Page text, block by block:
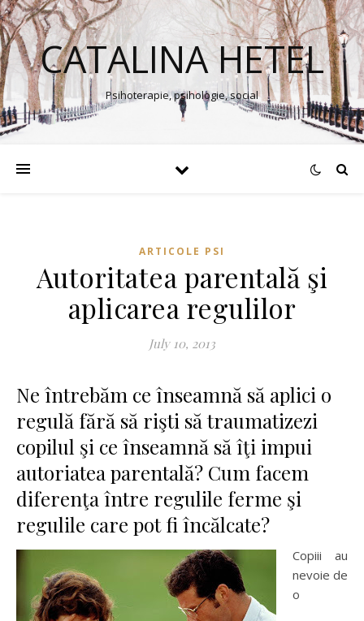
CATALINA HETEL
Psihoterapie, psihologie, social
ARTICOLE PSI
Autoritatea parentală şi
aplicarea regulilor
July 10, 2013
Ne întrebăm ce înseamnă să aplici o
regulă fără să rişti să traumatizezi
copilul şi ce înseamnă să îţi impui
autoriatea parentală? Cum facem
diferenţa între regulile ferme şi
regulile care pot fi încălcate?
Copiii au
nevoie de
o